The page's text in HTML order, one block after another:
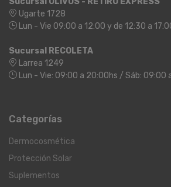
Ugarte 1728
Lun - Vie 09:00 a 12:00 y de 12:30 a
Sucursal RECOLETA
Larrea 1249
Lun - Vie: 09:00 a 20:00hs / Sáb: 09:00
Categorías
Dermocosmética
Protección Solar
Suplementos